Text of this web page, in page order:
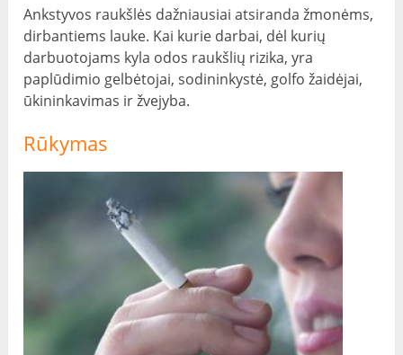
Ankstyvos raukšlės dažniausiai atsiranda žmonėms,
dirbantiems lauke. Kai kurie darbai, dėl kurių
darbuotojams kyla odos raukšlių rizika, yra
paplūdimio gelbėtojai, sodininkystė, golfo žaidėjai,
ūkininkavimas ir žvejyba.
Rūkymas